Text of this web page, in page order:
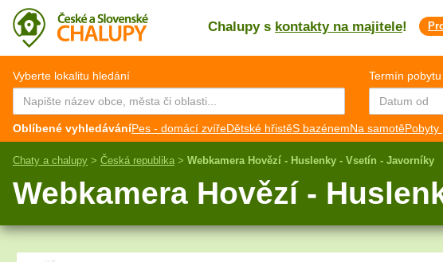
Chalupy s kontakty na majitele!
CZ EN
Vyberte lokalitu hledání Termín pobytu
Oblíbené vyhledáváníPes - domácí zvířeDětské hřistěS bazénemNa samotěPobyty
Chaty a chalupy > Česká republika > Webkamera Hovězí - Huslenky - Vsetín - Javorníky
Webkamera Hovězí -